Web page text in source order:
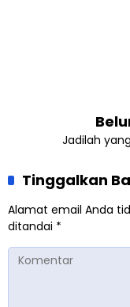
Jadilah
Tinggalkan
Alamat email Anda
ditandai *